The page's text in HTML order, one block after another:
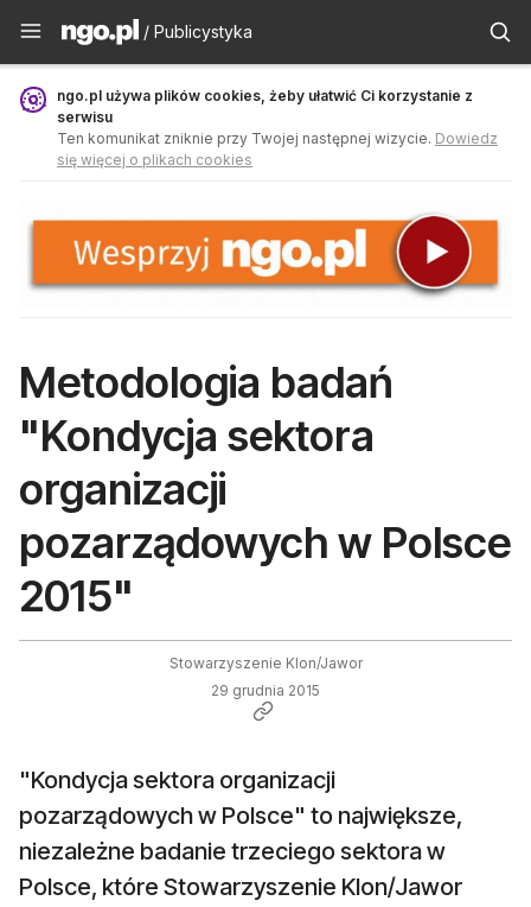
Publicystyka - ngo.pl
/ Publicystyka
ngo.pl używa plików cookies, żeby ułatwić Ci korzystanie z
serwisu
Ten komunikat zniknie przy Twojej następnej wizycie. Dowiedz
się więcej o plikach cookies
Metodologia badań
"Kondycja sektora
organizacji
pozarządowych w Polsce
2015"
Stowarzyszenie Klon/Jawor
29 grudnia 2015
"Kondycja sektora organizacji
pozarządowych w Polsce" to największe,
niezależne badanie trzeciego sektora w
Polsce, które Stowarzyszenie Klon/Jawor